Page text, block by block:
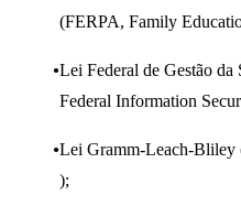
(FERPA, Family
Lei Federal de Gestão
Federal Information
Lei Gramm-Leach-
);